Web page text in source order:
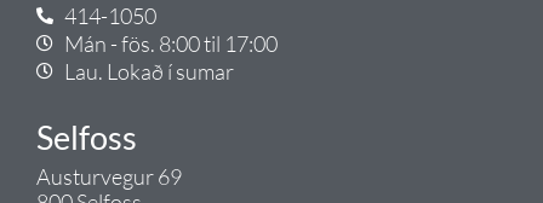
414-1050
Mán - fös. 8:00 til 17:00
Lau. Lokað í sumar
Selfoss
Austurvegur 69